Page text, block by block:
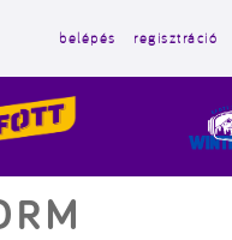
belépés regisztráció